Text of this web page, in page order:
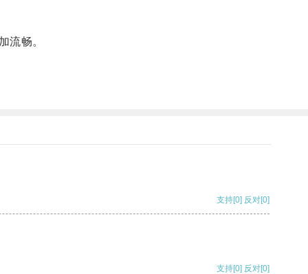
流畅。
支持[0] 反对[0]
支持[0] 反对[0]